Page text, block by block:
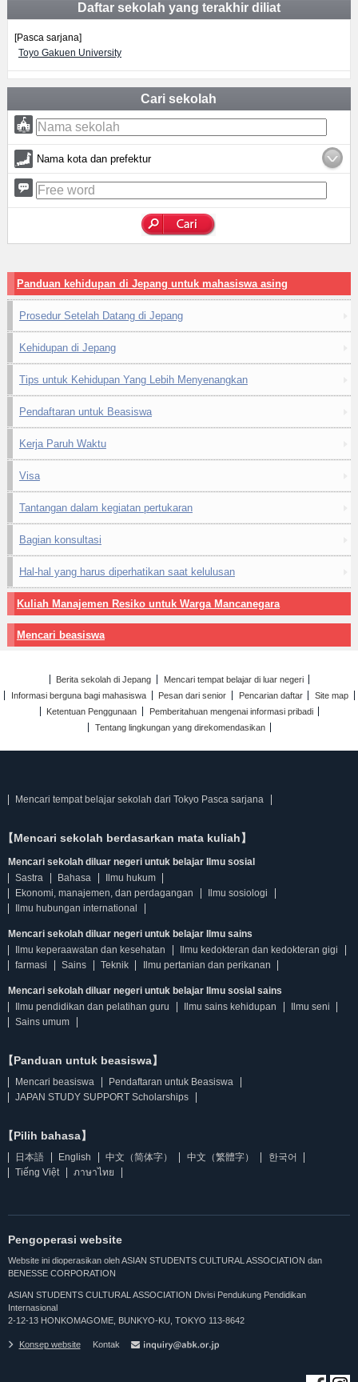
Daftar sekolah yang terakhir diliat
[Pasca sarjana]
Toyo Gakuen University
Cari sekolah
Nama kota dan prefektur
Panduan kehidupan di Jepang untuk mahasiswa asing
Prosedur Setelah Datang di Jepang
Kehidupan di Jepang
Tips untuk Kehidupan Yang Lebih Menyenangkan
Pendaftaran untuk Beasiswa
Kerja Paruh Waktu
Visa
Tantangan dalam kegiatan pertukaran
Bagian konsultasi
Hal-hal yang harus diperhatikan saat kelulusan
Kuliah Manajemen Resiko untuk Warga Mancanegara
Mencari beasiswa
Berita sekolah di Jepang
Mencari tempat belajar di luar negeri
Informasi berguna bagi mahasiswa
Pesan dari senior Pencarian daftar
Site map
Ketentuan Penggunaan
Pemberitahuan mengenai informasi pribadi
Tentang lingkungan yang direkomendasikan
Mencari tempat belajar sekolah dari Tokyo Pasca sarjana
【Mencari sekolah berdasarkan mata kuliah】
Mencari sekolah diluar negeri untuk belajar Ilmu sosial
Sastra
Bahasa
Ilmu hukum
Ekonomi, manajemen, dan perdagangan
Ilmu sosiologi
Ilmu hubungan international
Mencari sekolah diluar negeri untuk belajar Ilmu sains
Ilmu keperaawatan dan kesehatan
Ilmu kedokteran dan kedokteran gigi
farmasi
Sains Teknik Ilmu pertanian dan perikanan
Mencari sekolah diluar negeri untuk belajar Ilmu sosial sains
Ilmu pendidikan dan pelatihan guru
Ilmu sains kehidupan
Ilmu seni
Sains umum
【Panduan untuk beasiswa】
Mencari beasiswa
Pendaftaran untuk Beasiswa
JAPAN STUDY SUPPORT Scholarships
【Pilih bahasa】
日本語 English 中文（简体字） 中文（繁體字）
한국어
Tiếng Việt
ภาษาไทย
Pengoperasi website
Website ini dioperasikan oleh ASIAN STUDENTS CULTURAL ASSOCIATION dan
BENESSE CORPORATION
ASIAN STUDENTS CULTURAL ASSOCIATION Divisi Pendukung Pendidikan
Internasional
2-12-13 HONKOMAGOME, BUNKYO-KU, TOKYO 113-8642
Konsep website Kontak